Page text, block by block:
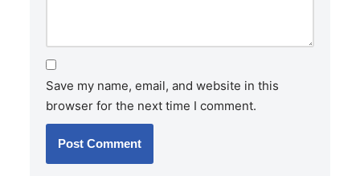
Save my name, email, and website in this
browser for the next time I comment.